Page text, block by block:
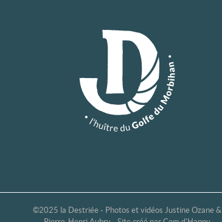
©2025 la Destriée - Photos et vidéos Justine Ozane&